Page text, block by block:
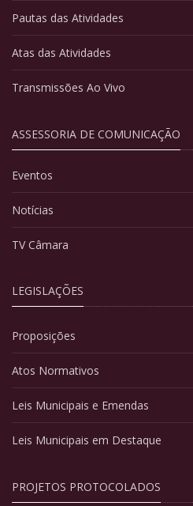
Pautas das Atividades
Atas das Atividades
Transmissões Ao Vivo
ASSESSORIA DE COMUNICAÇÃO
Eventos
Notícias
TV Câmara
LEGISLAÇÕES
Proposições
Atos Normativos
Leis Municipais e Emendas
Leis Municipais em Destaque
PROJETOS PROTOCOLADOS